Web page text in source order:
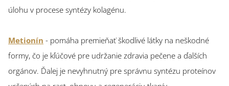
úlohu v procese syntézy kolagénu.
Metionín - pomáha premieňať škodlivé látky na neškodné
formy, čo je kľúčové pre udržanie zdravia pečene a ďalších
orgánov. Ďalej je nevyhnutný pre správnu syntézu proteínov